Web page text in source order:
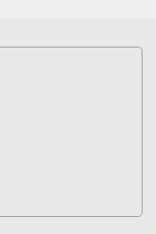
Alışverişe